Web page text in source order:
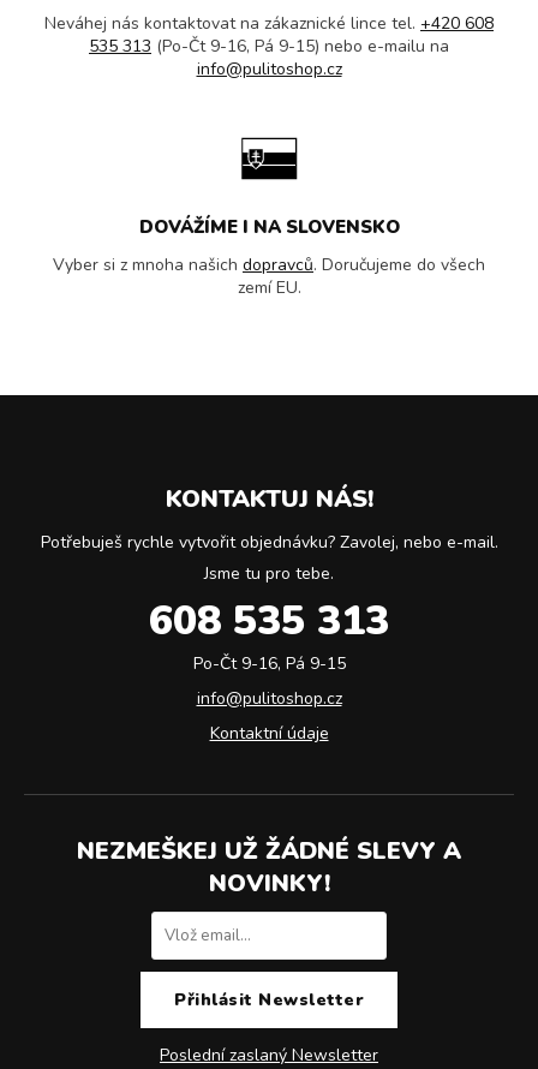
Neváhej nás kontaktovat na zákaznické lince tel. +420 608
535 313 (Po-Čt 9-16, Pá 9-15) nebo e-mailu na
info@pulitoshop.cz
DOVÁŽÍME I NA SLOVENSKO
Vyber si z mnoha našich dopravců. Doručujeme do všech
zemí EU.
KONTAKTUJ NÁS!
Potřebuješ rychle vytvořit objednávku? Zavolej, nebo e-mail.
Jsme tu pro tebe.
608 535 313
Po-Čt 9-16, Pá 9-15
info@pulitoshop.cz
Kontaktní údaje
NEZMEŠKEJ UŽ ŽÁDNÉ SLEVY A
NOVINKY!
Poslední zaslaný Newsletter